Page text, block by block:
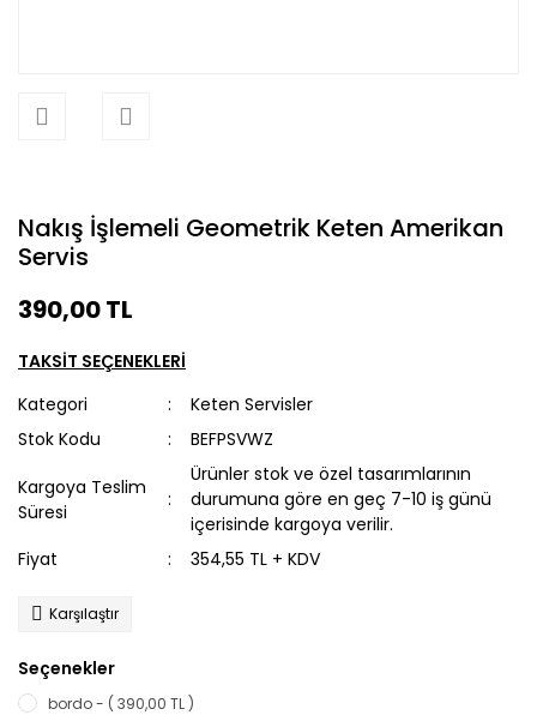
Nakış İşlemeli Geometrik Keten Amerikan
Servis
390,00 TL
TAKSİT SEÇENEKLERİ
Kategori
Keten Servisler
Stok Kodu
BEFPSVWZ
Kargoya Teslim
Süresi
Ürünler stok ve özel tasarımlarının
durumuna göre en geç 7-10 iş günü
içerisinde kargoya verilir.
Fiyat
354,55 TL + KDV
Karşılaştır
Seçenekler
bordo - ( 390,00 TL )